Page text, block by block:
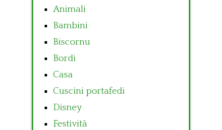
Animali
Bambini
Biscornu
Bordi
Casa
Cuscini portafedi
Disney
Festività